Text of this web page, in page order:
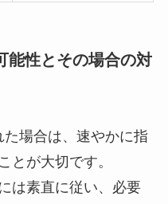
能性とその場合の対
場合は、速やかに指
とが大切です。
は素直に従い、必要